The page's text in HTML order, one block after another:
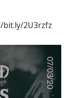
2U3rzfz